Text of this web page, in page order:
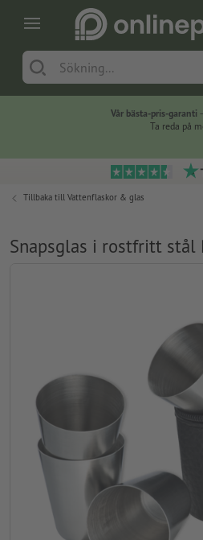
Vår bästa-pris-garanti
Ta reda på
Tillbaka till Vattenflaskor & glas
Snapsglas i rostfritt stål